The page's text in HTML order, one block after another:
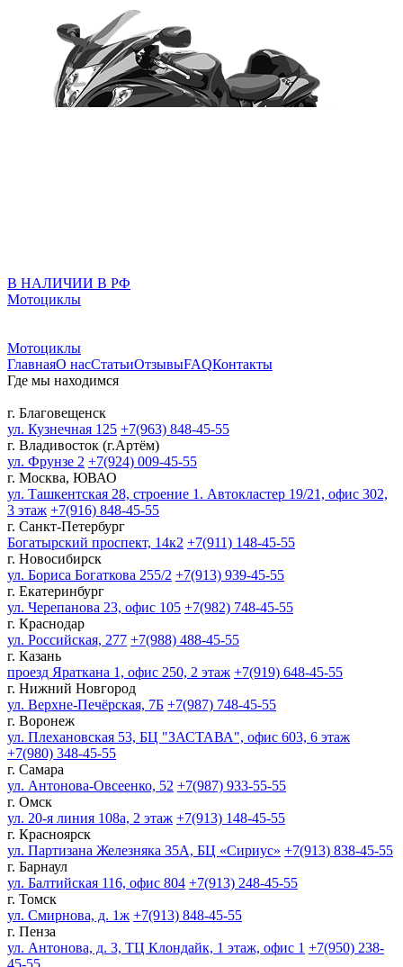
В НАЛИЧИИ В РФ
Мотоциклы
Мотоциклы
ГлавнаяО насСтатьиОтзывыFAQКонтакты
Где мы находимся
г. Благовещенск
ул. Кузнечная 125 +7(963) 848-45-55
г. Владивосток (г.Артём)
ул. Фрунзе 2 +7(924) 009-45-55
г. Москва, ЮВАО
ул. Ташкентская 28, строение 1. Автокластер 19/21, офис 302,
3 этаж +7(916) 848-45-55
г. Санкт-Петербург
Богатырский проспект, 14к2 +7(911) 148-45-55
г. Новосибирск
ул. Бориса Богаткова 255/2 +7(913) 939-45-55
г. Екатеринбург
ул. Черепанова 23, офис 105 +7(982) 748-45-55
г. Краснодар
ул. Российская, 277 +7(988) 488-45-55
г. Казань
проезд Яраткана 1, офис 250, 2 этаж +7(919) 648-45-55
г. Нижний Новгород
ул. Верхне-Печёрская, 7Б +7(987) 748-45-55
г. Воронеж
ул. Плехановская 53, БЦ "ЗАСТАВА", офис 603, 6 этаж
+7(980) 348-45-55
г. Самара
ул. Антонова-Овсеенко, 52 +7(987) 933-55-55
г. Омск
ул. 20-я линия 108а, 2 этаж +7(913) 148-45-55
г. Красноярск
ул. Партизана Железняка 35А, БЦ «Сириус» +7(913) 838-45-55
г. Барнаул
ул. Балтийская 116, офис 804 +7(913) 248-45-55
г. Томск
ул. Смирнова, д. 1ж +7(913) 848-45-55
г. Пенза
ул. Антонова, д. 3, ТЦ Клондайк, 1 этаж, офис 1 +7(950) 238-
45-55